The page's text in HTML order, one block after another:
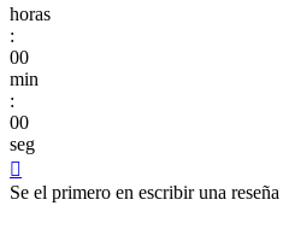
horas
:
00
min
:
00
seg

Se el primero en escribir una reseña